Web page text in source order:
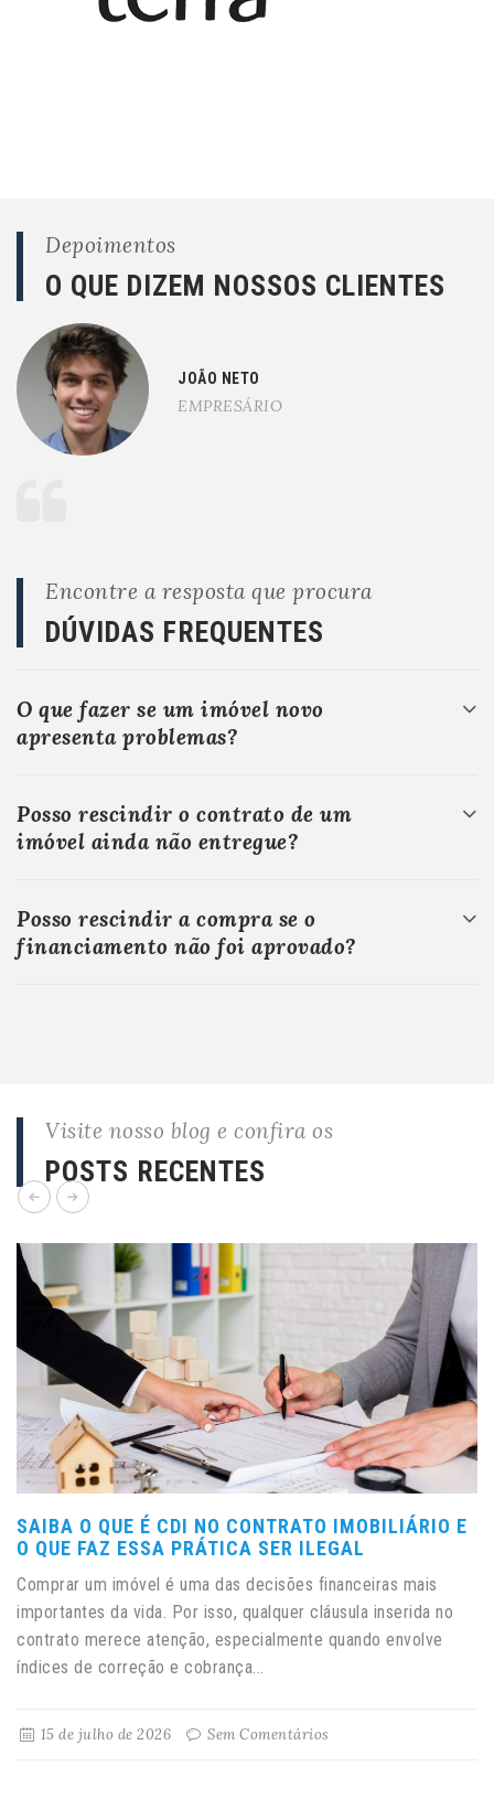
Depoimentos
O QUE DIZEM NOSSOS CLIENTES
JOÃO NETO
EMPRESÁRIO
Encontre a resposta que procura
DÚVIDAS FREQUENTES
O que fazer se um imóvel novo
apresenta problemas?
Posso rescindir o contrato de um
imóvel ainda não entregue?
Posso rescindir a compra se o
financiamento não foi aprovado?
Visite nosso blog e confira os
POSTS RECENTES
SAIBA O QUE É CDI NO CONTRATO IMOBILIÁRIO E
O QUE FAZ ESSA PRÁTICA SER ILEGAL
Comprar um imóvel é uma das decisões financeiras mais
importantes da vida. Por isso, qualquer cláusula inserida no
contrato merece atenção, especialmente quando envolve
índices de correção e cobrança...
15 de julho de 2026 Sem Comentários